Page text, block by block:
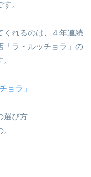
。
くれるのは、４年連続
「ラ・ルッチョラ」の
ョラ」
選び方